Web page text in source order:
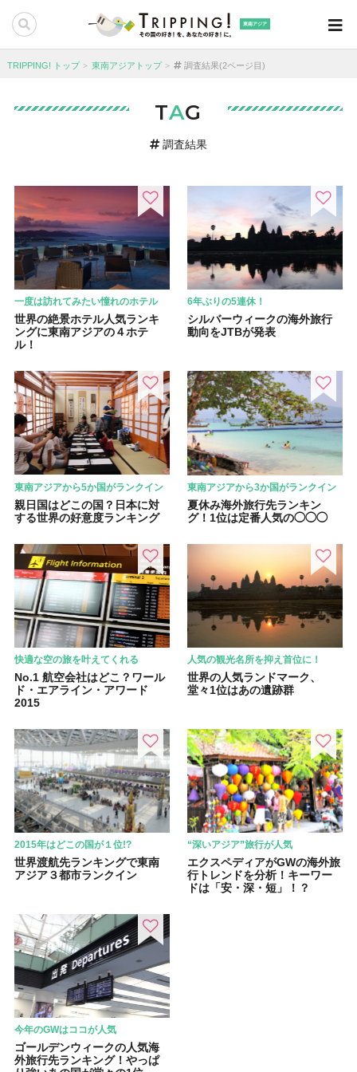
東南アジア
TRIPPING! トップ 東南アジアトップ 調査結果(2ページ目)
TAG
調査結果
一度は訪れてみたい憧れのホテル
世界の絶景ホテル人気ランキ
ングに東南アジアの４ホテ
ル！
6年ぶりの5連休！
シルバーウィークの海外旅行
動向をJTBが発表
東南アジアから5か国がランクイン
親日国はどこの国？日本に対
する世界の好意度ランキング
東南アジアから3か国がランクイン
夏休み海外旅行先ランキン
グ！1位は定番人気の◯◯◯
快適な空の旅を叶えてくれる
No.1 航空会社はどこ？ワール
ド・エアライン・アワード
2015
人気の観光名所を抑え首位に！
世界の人気ランドマーク、
堂々1位はあの遺跡群
2015年はどこの国が１位!?
世界渡航先ランキングで東南
アジア３都市ランクイン
“深いアジア”旅行が人気
エクスペディアがGWの海外旅
行トレンドを分析！キーワー
ドは「安・深・短」！？
今年のGWはココが人気
ゴールデンウィークの人気海
外旅行先ランキング！やっぱ